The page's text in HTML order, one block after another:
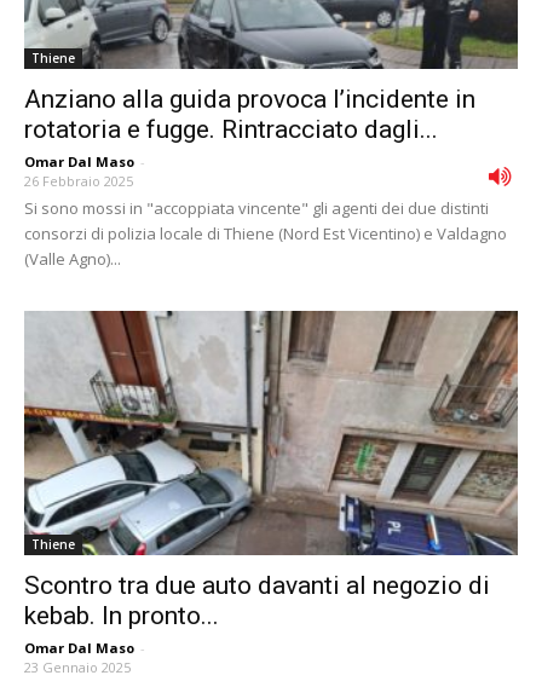
Thiene
Anziano alla guida provoca l’incidente in
rotatoria e fugge. Rintracciato dagli...
Omar Dal Maso -
26 Febbraio 2025
Si sono mossi in "accoppiata vincente" gli agenti dei due distinti
consorzi di polizia locale di Thiene (Nord Est Vicentino) e Valdagno
(Valle Agno)...
Thiene
Scontro tra due auto davanti al negozio di
kebab. In pronto...
Omar Dal Maso -
23 Gennaio 2025